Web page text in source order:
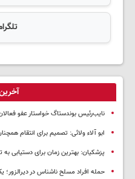
نایب‌رئیس بوندستاگ خواستار عفو
ابو آلاء ولائی: تصمیم برای انتقام
پزشکیان‌: بهترین زمان برای دستیابی
حمله افراد مسلح ناشناس در